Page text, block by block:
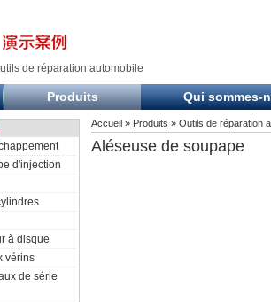
de réparation automobile
Produits Qui sommes-
d'injection
à disque
vérins
de série
Accueil » Produits » Outils de réparation
Aléseuse de soupape